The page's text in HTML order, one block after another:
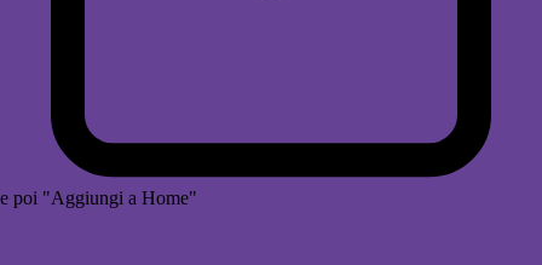
e poi "Aggiungi a Home"